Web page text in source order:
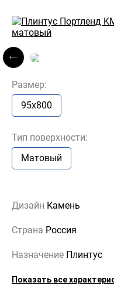
Размер:
95x800
Тип поверхности:
Матовый
Дизайн Камень
Страна Россия
Назначение Плинтус
Показать все